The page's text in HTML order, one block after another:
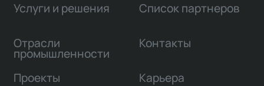
Услуги и решения
Отрасли
промышленности
Проекты
Список партнеров
Контакты
Карьера